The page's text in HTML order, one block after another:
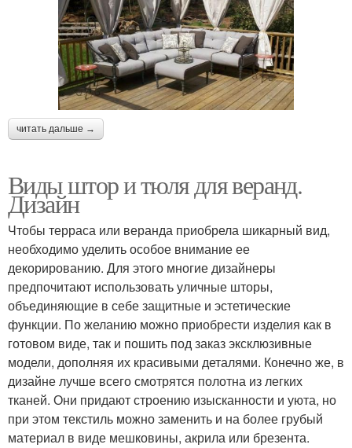
читать дальше →
Виды штор и тюля для веранд.
Дизайн
Чтобы терраса или веранда приобрела шикарный вид,
необходимо уделить особое внимание ее
декорированию. Для этого многие дизайнеры
предпочитают использовать уличные шторы,
объединяющие в себе защитные и эстетические
функции. По желанию можно приобрести изделия как в
готовом виде, так и пошить под заказ эксклюзивные
модели, дополняя их красивыми деталями. Конечно же, в
дизайне лучше всего смотрятся полотна из легких
тканей. Они придают строению изысканности и уюта, но
при этом текстиль можно заменить и на более грубый
материал в виде мешковины, акрила или брезента.